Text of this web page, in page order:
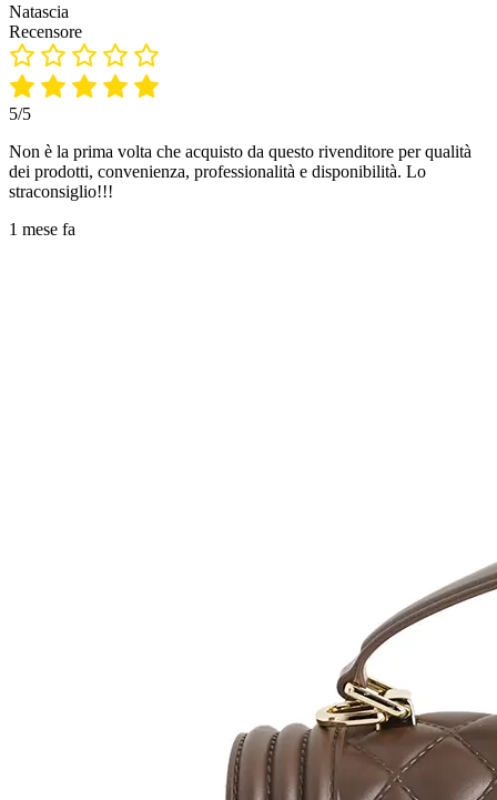
Natascia
Recensore
5/5
Non è la prima volta che acquisto da questo rivenditore per qualità
dei prodotti, convenienza, professionalità e disponibilità. Lo
straconsiglio!!!
1 mese fa